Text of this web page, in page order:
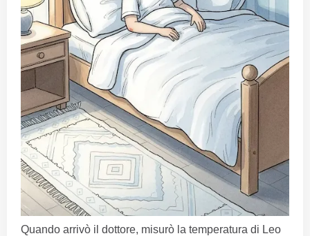
Quando arrivò il dottore, misurò la temperatura di Leo